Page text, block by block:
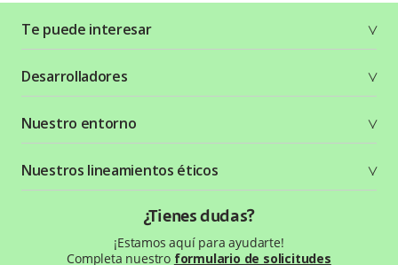
Te puede interesar
Planes y tarifas
Crea tu cuenta
Seguridad
Términos y condiciones
Política de privacidad
Desarrolladores
Recursos gráficos
Status Page
Nuestro entorno
¿Qué es Wompi?
Wiki Wompi
Preguntas frecuentes
Nuestros lineamientos éticos
¿Tienes dudas?
¡Estamos aquí para ayudarte!
Completa nuestro formulario de solicitudes